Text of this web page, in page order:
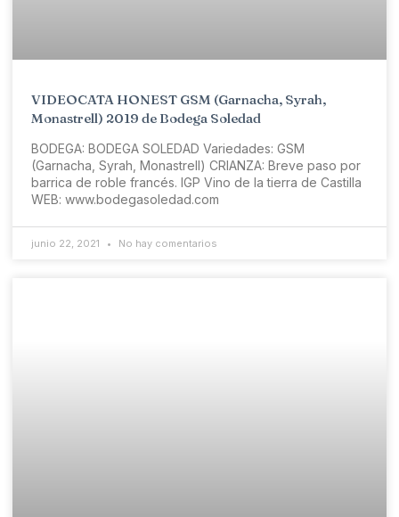
VIDEOCATA HONEST GSM (Garnacha, Syrah,
Monastrell) 2019 de Bodega Soledad
BODEGA: BODEGA SOLEDAD Variedades: GSM
(Garnacha, Syrah, Monastrell) CRIANZA: Breve paso por
barrica de roble francés. IGP Vino de la tierra de Castilla
WEB: www.bodegasoledad.com
junio 22, 2021 No hay comentarios